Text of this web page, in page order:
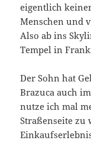
eigentlich
Menschen und
Also ab ins
Tempel in
Der Sohn hat
Brazuca auch
nutze ich mal
Straßenseite zu